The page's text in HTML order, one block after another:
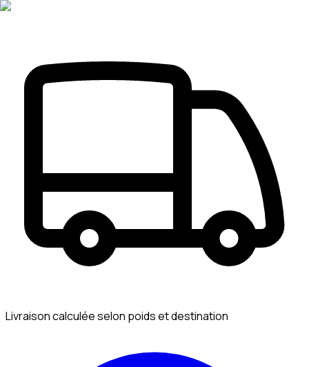
Livraison calculée selon poids et destination